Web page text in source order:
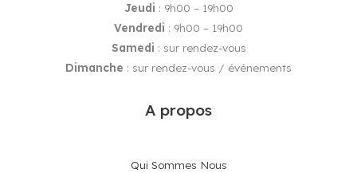
Jeudi : 9h00 – 19h00
Vendredi : 9h00 – 19h00
Samedi : sur rendez-vous
Dimanche : sur rendez-vous / événements
A propos
Qui Sommes Nous